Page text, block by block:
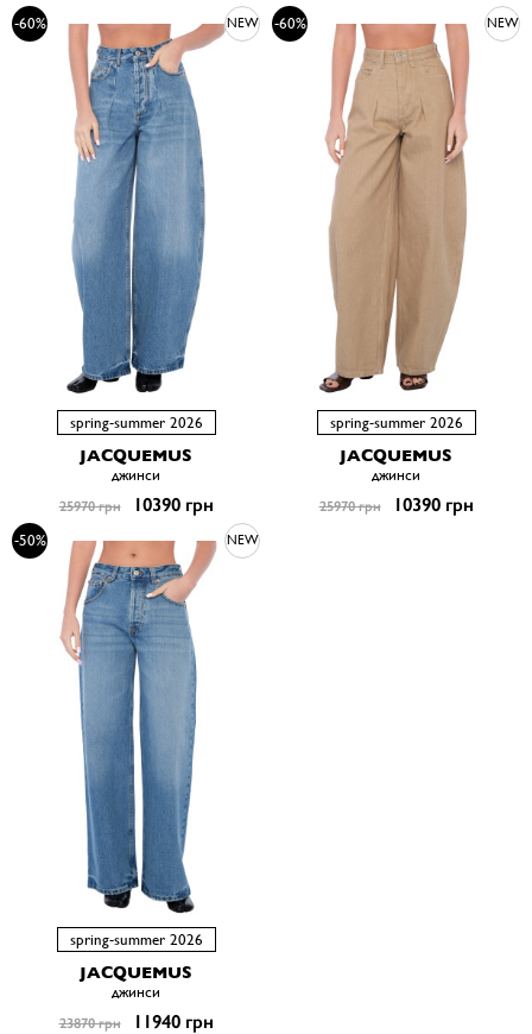
-60% NEW
spring-summer 2026
JACQUEMUS
джинси
25970 грн 10390 грн
-60% NEW
spring-summer 2026
JACQUEMUS
джинси
25970 грн 10390 грн
-50% NEW
spring-summer 2026
JACQUEMUS
джинси
23870 грн 11940 грн